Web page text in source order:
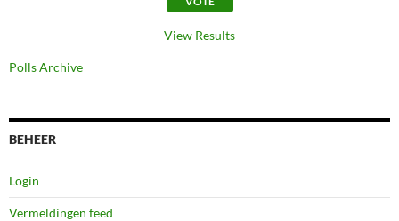
View Results
Polls Archive
BEHEER
Login
Vermeldingen feed